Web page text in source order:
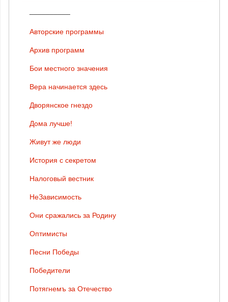
Авторские программы
Архив программ
Бои местного значения
Вера начинается здесь
Дворянское гнездо
Дома лучше!
Живут же люди
История с секретом
Налоговый вестник
НеЗависимость
Они сражались за Родину
Оптимисты
Песни Победы
Победители
Потягнемъ за Отечество